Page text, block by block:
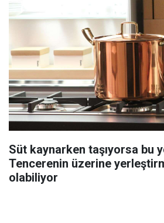
Süt kaynarken taşıyorsa bu
Tencerenin üzerine
olabiliyor